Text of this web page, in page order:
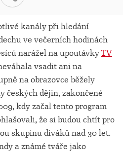
kanály při hledání
ve večerních hodinách
narážel na upoutávkyTV
vsadit ani na
na obrazovce běžely
českých dějin, zakončené
kdy začal tento program
že si budou chtít pro
skupinu diváků nad 30 let.
a známé tváře jako